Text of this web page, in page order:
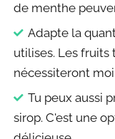
de menthe
Adapte la
utilises. Les
nécessiteront
Tu peux aussi
sirop. C'est une